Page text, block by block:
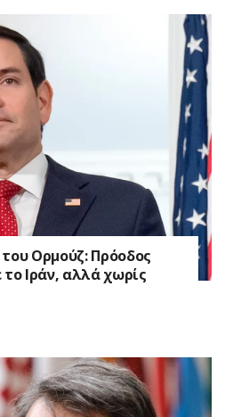
Ορμούζ: Πρόοδος
το Ιράν, αλλά χωρίς